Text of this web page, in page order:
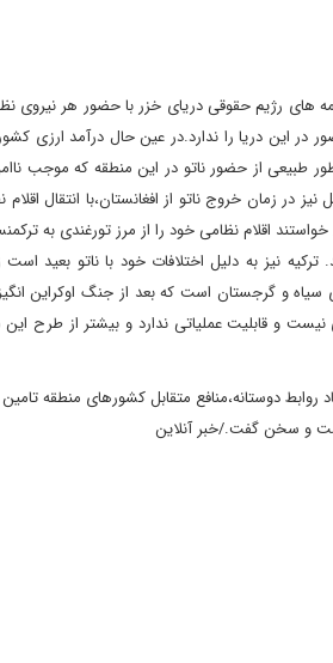
های رژیم حقوقی دریای خزر با حضور هر نیروی
این دریا را ندارد.در عین حال درآمد ارزی
طبیعی از حضور ناتو در این منطقه که موجب
در زمان خروج ناتو از افغانستان،با انتقال
اقلام نظامی خود را از مرز تورغندی به
نیز به دلیل اختلافات خود با ناتو بعید
و گرجستان است که بعد از جنگ اوکراین
و قابلیت عملیاتی ندارد و بیشتر از طرح
دوستانه،منافع متقابل کشورهای منطقه
و سخن گفت./خبر آنلاین